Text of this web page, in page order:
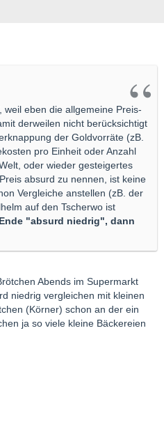
eben die allgemeine Preis-
derweilen nicht berücksichtigt
der Goldvorräte (zB.
pro Einheit oder Anzahl
oder wieder gesteigertes
absurd zu nennen, ist keine
Vergleiche anstellen (zB. der
auf den Tscherwo ist
"absurd niedrig", dann
Abends im Supermarkt
niedrig vergleichen mit kleinen
(Körner) schon an der ein
ja so viele kleine Bäckereien